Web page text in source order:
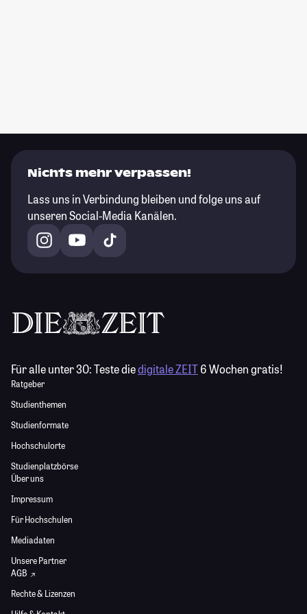
Nichts mehr verpassen!
Lass uns in Verbindung bleiben und folge uns auf
unseren Social-Media Kanälen.
Für alle unter 30:Teste diedigitale ZEIT6 Wochen gratis!
Ratgeber
Studienthemen
Studienformate
Hochschulorte
Studienplatzbörse
Über uns
Impressum
Für Hochschulen
Mediadaten
Unsere Partner
AGB
Rechte & Lizenzen